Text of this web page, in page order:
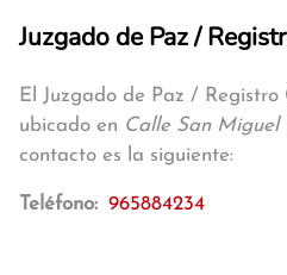
Juzgado de Paz /
El Juzgado de Paz /
ubicado en Calle San Miguel
contacto es la siguiente:
Teléfono: 965884234